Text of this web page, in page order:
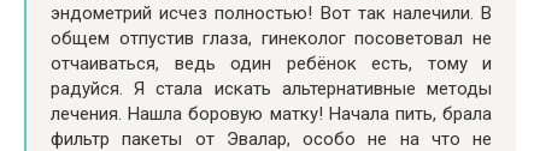
эндометрий исчез полностью! Вот так налечили. В
общем отпустив глаза, гинеколог посоветовал не
отчаиваться, ведь один ребёнок есть, тому и
радуйся. Я стала искать альтернативные методы
лечения. Нашла боровую матку! Начала пить, брала
фильтр пакеты от Эвалар, особо не на что не